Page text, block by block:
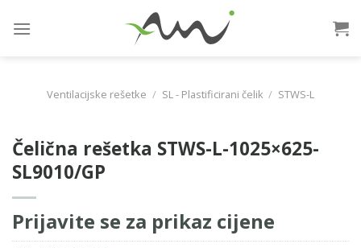
Ventilacijske rešetke / SL - Plastificirani čelik / STWS-L
Čelična rešetka STWS-L-1025×625-
SL9010/GP
Prijavite se za prikaz cijene